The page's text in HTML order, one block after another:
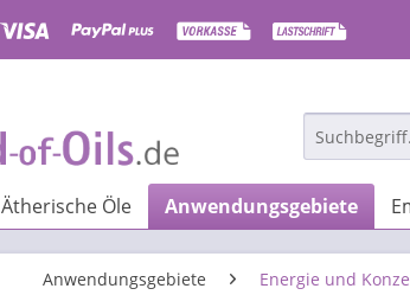
Ätherische Öle Anwendungsgebiete
Anwendungsgebiete Energie und